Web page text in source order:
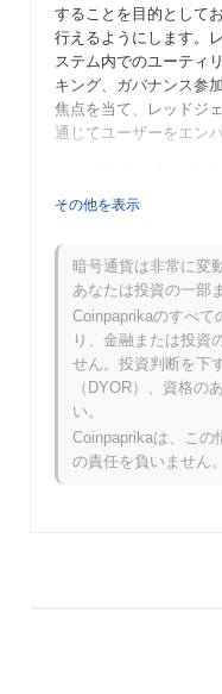
することを目的として
行えるようにします。
ステム内でのユーティ
キング、ガバナンス参
焦点を当て、レッドジ
通じてユーザーをエン
か？
ンを強化することを目
年に立ち上げられまし
って開発され、革新的
てています。プロジェ
所に上場されたことで
ました。初期の主要な
トナーシップや、ユー
コミュニティ主導のイ
レッドジェネシス
その他を表示
暗号通貨は非常に変
あなたは投資の一部
Coinpaprikaのすべて
り、金融または投資
せん。投資判断を下
（DYOR）、資格の
い。
Coinpaprikaは、この
の責任を負いません。